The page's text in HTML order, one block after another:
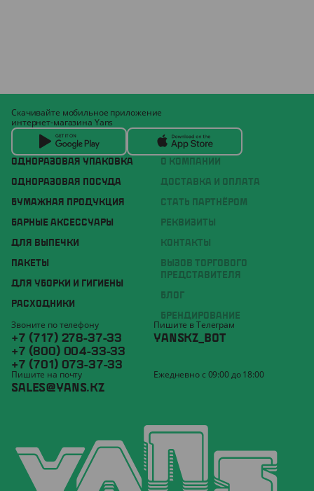
ОДНОРАЗОВАЯ УПАКОВКА
ОДНОРАЗОВАЯ ПОСУДА
БУМАЖНАЯ ПРОДУКЦИЯ
БАРНЫЕ АКСЕССУАРЫ
ДЛЯ ВЫПЕЧКИ
ПАКЕТЫ
ДЛЯ УБОРКИ И ГИГИЕНЫ
РАСХОДНИКИ
О КОМПАНИИ
ДОСТАВКА И ОПЛАТА
СТАТЬ ПАРТНЁРОМ
РЕКВИЗИТЫ
КОНТАКТЫ
ВЫЗОВ ТОРГОВОГО
ПРЕДСТАВИТЕЛЯ
БЛОГ
БРЕНДИРОВАНИЕ
Скачивайте мобильное приложение
интернет-магазина Yans
Звоните по телефону
+7 (717) 278-37-33
+7 (800) 004-33-33
+7 (701) 073-37-33
Пишите в Телеграм
YANSKZ_BOT
Пишите на почту
SALES@YANS.KZ
Ежедневно с 09:00 до 18:00